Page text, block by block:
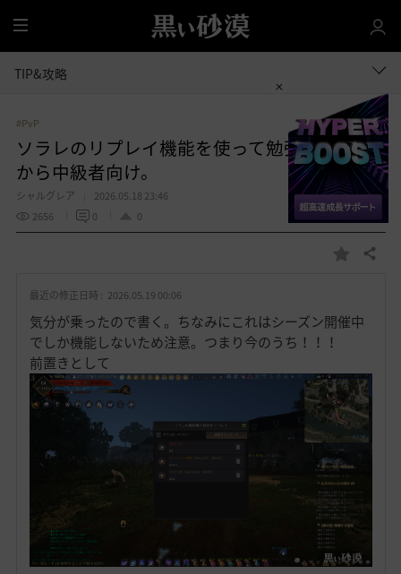
全
体
TIP&攻略
#PvP
ソラレのリプレイ機能を使って勉強！初心者
から中級者向け。
シャルグレア
2026.05.18 23:46
2656
0 0
お
入
共有する
最近の修正日時 : 2026.05.19 00:06
気分が乗ったので書く。ちなみにこれはシーズン開催中
でしか機能しないため注意。つまり今のうち！！！
前置きとして